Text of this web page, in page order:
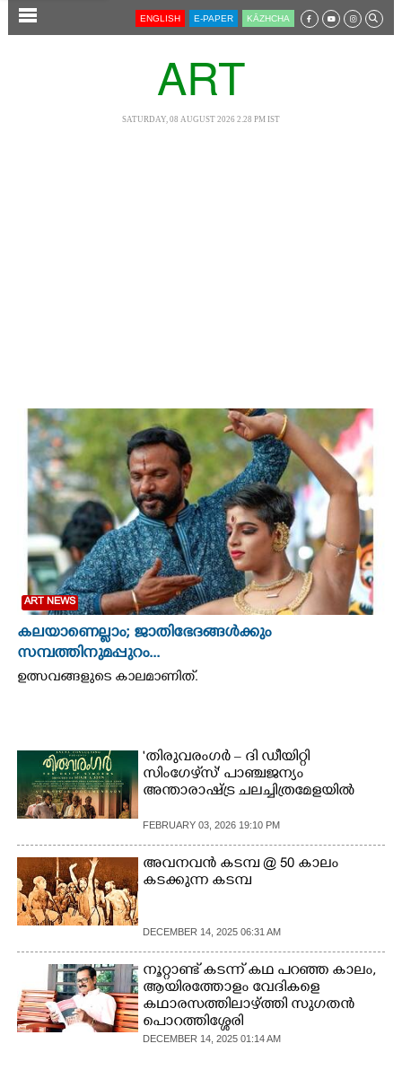
SECTIONS
CINEMA
OPINION
PHOTOS
LIFESTYLE
SPIRITUAL
INFO+
ASTRO
LITERATURE
CONTACT US
ENGLISH E-PAPER KĀZHCHA
ART
SATURDAY, 08 AUGUST 2026 2.28 PM IST
ART NEWS
കലയാണെല്ലാം; ജാതിഭേദങ്ങൾക്കും
സമ്പത്തിനുമപ്പുറം...
ഉത്സവങ്ങളുടെ കാലമാണിത്.
'തിരുവരംഗർ – ദി ഡീയിറ്റി
സിംഗേഴ്‌സ്' പാഞ്ചജന്യം
അന്താരാഷ്ട്ര ചലച്ചിത്രമേളയിൽ
FEBRUARY 03, 2026 19:10 PM
അവനവൻ കടമ്പ @ 50 കാലം
കടക്കുന്ന കടമ്പ
DECEMBER 14, 2025 06:31 AM
നൂറ്റാണ്ട് കടന്ന് കഥ പറഞ്ഞ കാലം,
ആയി​രത്തോളം വേദി​കളെ
കഥാരസത്തി​ലാഴ്ത്തി​ സുഗതൻ
പൊറത്തി​ശ്ശേരി​
DECEMBER 14, 2025 01:14 AM